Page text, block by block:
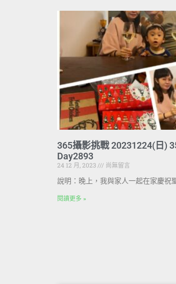
365攝影挑戰 20231224(日)
Day2893
24 12 月, 2023
尚無留言
說明：晚上，我與家人一起在家慶祝
閱讀更多 »